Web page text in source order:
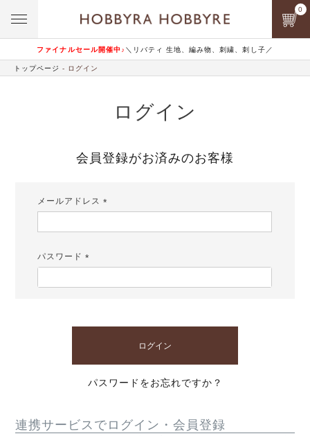
ファイナルセール開催中♪ ＼リバティ 生地、編み物、刺繍、刺し子／
0
トップページ ログイン
ログイン
会員登録がお済みのお客様
メールアドレス
パスワード
ログイン
パスワードをお忘れですか？
連携サービスでログイン・会員登録